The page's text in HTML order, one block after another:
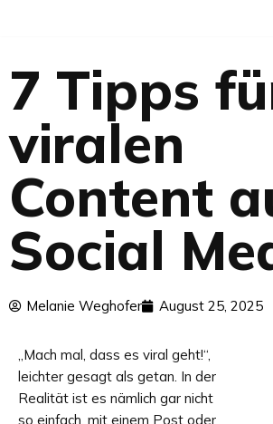
Inhalt
springen
7 Tipps
viralen
Content
Social
Melanie Weghofer August 25, 2025
„Mach mal, dass es viral geht!“,
leichter gesagt als getan. In der
Realität ist es nämlich gar nicht
so einfach, mit einem Post oder